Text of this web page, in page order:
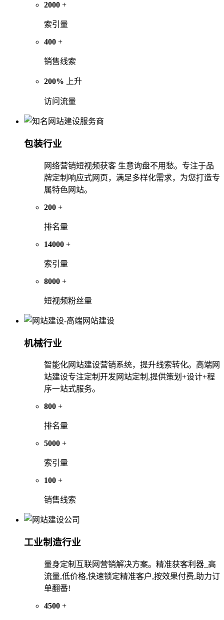
2000 +
索引量
400 +
销售线索
200% 上升
访问流量
包装行业
网络营销短视频获客 生意询盘不用愁。专注于品
牌定制响应式网页，满足多样化需求，为您打造专
属特色网站。
200 +
排名量
14000 +
索引量
8000 +
短视频粉丝量
机械行业
智能化网站建设营销系统，提升线索转化。高端网
站建设专注定制开发网站定制,提供策划+设计+程
序一站式服务。
800 +
排名量
5000 +
索引量
100 +
销售线索
工业制造行业
量身定制互联网营销解决方案。精准获客利器_高
流量,低价格,快速锁定精准客户,按效果付费,助力订
单翻番!
4500 +